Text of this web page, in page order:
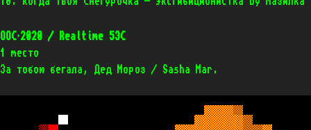
OOC’2020 / Realtime 53C
1 место
За тобою бегала, Дед Мороз / Sasha Mar.